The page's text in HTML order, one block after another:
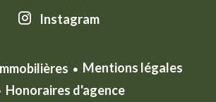
Instagram
Mentions légales
Honoraires d'agence